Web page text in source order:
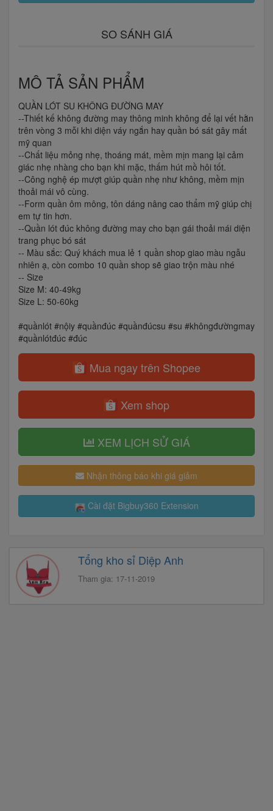
SO SÁNH GIÁ
MÔ TẢ SẢN PHẨM
QUẦN LÓT SU KHÔNG ĐƯỜNG MAY
--Thiết kế không đường may thông minh không để lại vết hằn
trên vòng 3 mỗi khi diện váy ngắn hay quần bó sát gây mất
mỹ quan
--Chất liệu mỏng nhẹ, thoáng mát, mềm mịn mang lại cảm
giác nhẹ nhàng cho bạn khi mặc, thấm hút mồ hôi tốt.
--Công nghệ ép mượt giúp quần nhẹ như không, mềm mịn
thoải mái vô cùng.
--Form quần ôm mông, tôn dáng nâng cao thẩm mỹ giúp chị
em tự tin hơn.
--Quần lót đúc không đường may cho bạn gái thoải mái diện
trang phục bó sát
-- Màu sắc: Quý khách mua lẻ 1 quần shop giao màu ngẫu
nhiên ạ, còn combo 10 quần shop sẽ giao trộn màu nhé
-- Size
Size M: 40-49kg
Size L: 50-60kg
#quầnlót #nộiy #quầnđúc #quầnđúcsu #su #khôngđườngmay
#quầnlótđúc #đúc
Mua ngay trên Shopee
Xem shop
XEM LỊCH SỬ GIÁ
Nhận thông báo khi giá giảm
Cài đặt Bigbuy360 Extension
Tổng kho sỉ Diệp Anh
Tham gia: 17-11-2019